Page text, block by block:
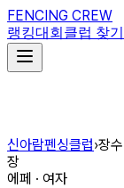
FENCING CREW
랭킹대회 클럽 찾기
신아람펜싱클럽›장
장
에페 · 여자